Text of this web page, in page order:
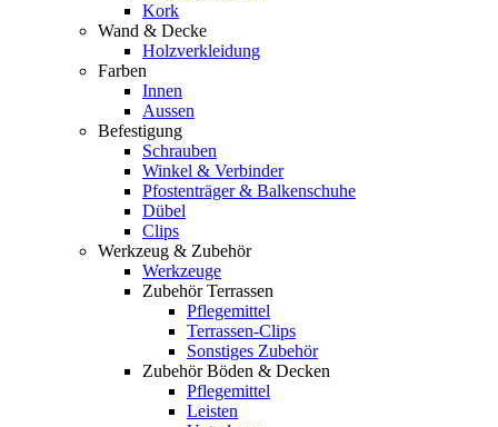
Kork
Wand & Decke
Holzverkleidung
Farben
Innen
Aussen
Befestigung
Schrauben
Winkel & Verbinder
Pfostenträger & Balkenschuhe
Dübel
Clips
Werkzeug & Zubehör
Werkzeuge
Zubehör Terrassen
Pflegemittel
Terrassen-Clips
Sonstiges Zubehör
Zubehör Böden & Decken
Pflegemittel
Leisten